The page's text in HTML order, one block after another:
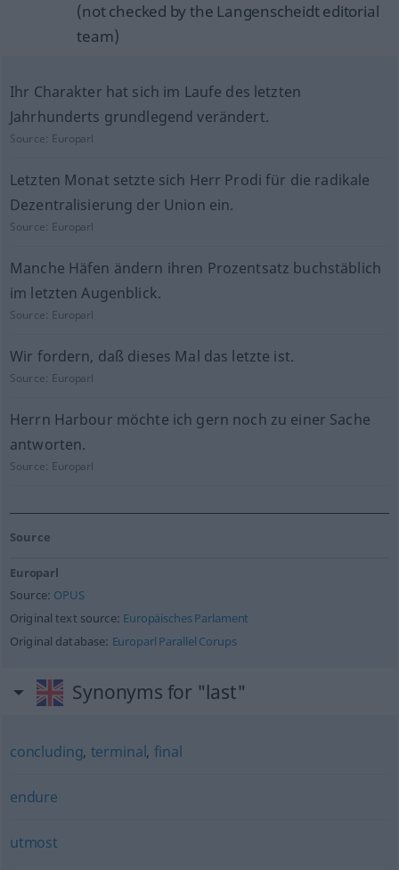
(not checked by the Langenscheidt editorial
team)
Ihr Charakter hat sich im Laufe des letzten
Jahrhunderts grundlegend verändert.
Source: Europarl
Letzten Monat setzte sich Herr Prodi für die radikale
Dezentralisierung der Union ein.
Source: Europarl
Manche Häfen ändern ihren Prozentsatz buchstäblich
im letzten Augenblick.
Source: Europarl
Wir fordern, daß dieses Mal das letzte ist.
Source: Europarl
Herrn Harbour möchte ich gern noch zu einer Sache
antworten.
Source: Europarl
Source
Europarl
Source: OPUS
Original text source: Europäisches Parlament
Original database: Europarl Parallel Corups
Synonyms for "last"
concluding, terminal, final
endure
utmost